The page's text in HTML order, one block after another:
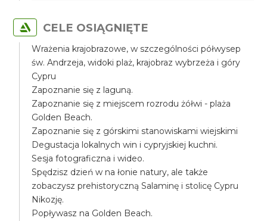
CELE OSIĄGNIĘTE
Wrażenia krajobrazowe, w szczególności półwysep
św. Andrzeja, widoki plaż, krajobraz wybrzeża i góry
Cypru
Zapoznanie się z laguną.
Zapoznanie się z miejscem rozrodu żółwi - plaża
Golden Beach.
Zapoznanie się z górskimi stanowiskami wiejskimi
Degustacja lokalnych win i cypryjskiej kuchni.
Sesja fotograficzna i wideo.
Spędzisz dzień w na łonie natury, ale także
zobaczysz prehistoryczną Salaminę i stolicę Cypru
Nikozję.
Popływasz na Golden Beach.